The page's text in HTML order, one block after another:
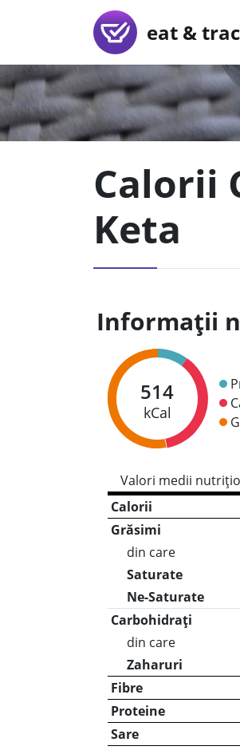
eat &
Calorii
Keta
Informații
514
kCal
Valori medii
Calorii
Grăsimi
din care
Saturate
Ne-Saturate
Carbohidrați
din care
Zaharuri
Fibre
Proteine
Sare